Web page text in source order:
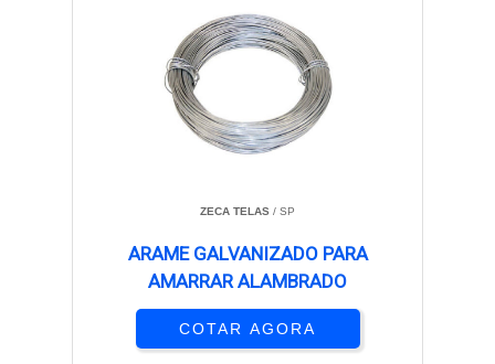
ZECA TELAS / SP
ARAME GALVANIZADO PARA
AMARRAR ALAMBRADO
COTAR AGORA